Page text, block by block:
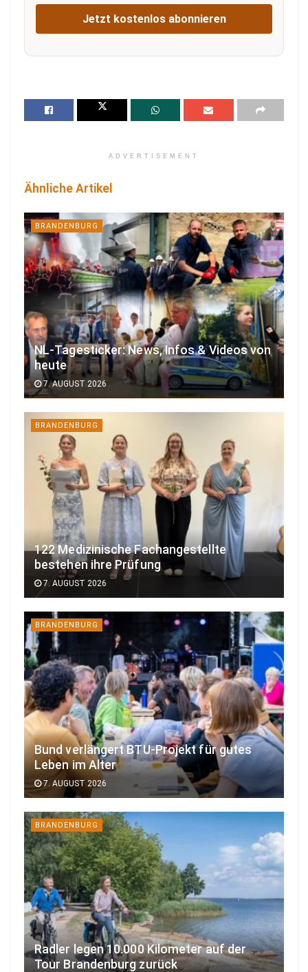
Jetzt kostenlos abonnieren
ADVERTISEMENT
Ähnliche Artikel
BRANDENBURG
NL-Tagesticker: News, Infos & Videos von
heute
7. AUGUST 2026
BRANDENBURG
122 Medizinische Fachangestellte
bestehen ihre Prüfung
7. AUGUST 2026
BRANDENBURG
Bund verlängert BTU-Projekt für gutes
Leben im Alter
7. AUGUST 2026
BRANDENBURG
Radler legen 10.000 Kilometer auf der
Tour Brandenburg zurück